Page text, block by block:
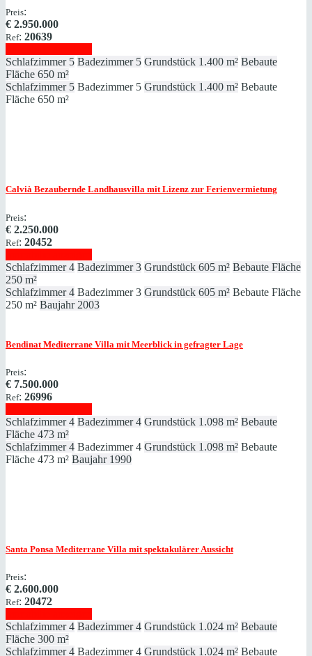
Preis:
€ 2.950.000
Ref: 20639
Schlafzimmer 5 Badezimmer 5 Grundstück 1.400 m² Bebaute
Fläche 650 m²
Schlafzimmer 5 Badezimmer 5 Grundstück 1.400 m² Bebaute
Fläche 650 m²
Calvià Bezaubernde Landhausvilla mit Lizenz zur Ferienvermietung
Preis:
€ 2.250.000
Ref: 20452
Schlafzimmer 4 Badezimmer 3 Grundstück 605 m² Bebaute Fläche
250 m²
Schlafzimmer 4 Badezimmer 3 Grundstück 605 m² Bebaute Fläche
250 m² Baujahr 2003
Bendinat Mediterrane Villa mit Meerblick in gefragter Lage
Preis:
€ 7.500.000
Ref: 26996
Schlafzimmer 4 Badezimmer 4 Grundstück 1.098 m² Bebaute
Fläche 473 m²
Schlafzimmer 4 Badezimmer 4 Grundstück 1.098 m² Bebaute
Fläche 473 m² Baujahr 1990
Santa Ponsa Mediterrane Villa mit spektakulärer Aussicht
Preis:
€ 2.600.000
Ref: 20472
Schlafzimmer 4 Badezimmer 4 Grundstück 1.024 m² Bebaute
Fläche 300 m²
Schlafzimmer 4 Badezimmer 4 Grundstück 1.024 m² Bebaute